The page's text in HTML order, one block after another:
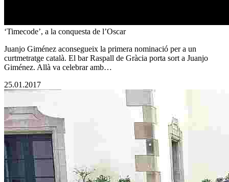
‘Timecode’, a la conquesta de l’Oscar
Juanjo Giménez aconsegueix la primera nominació per a un
curtmetratge català. El bar Raspall de Gràcia porta sort a Juanjo
Giménez. Allà va celebrar amb…
25.01.2017